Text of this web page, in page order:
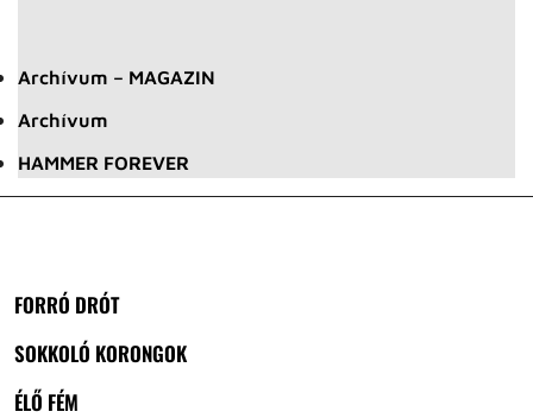
Archívum – MAGAZIN
Archívum
HAMMER FOREVER
FORRÓ DRÓT
SOKKOLÓ KORONGOK
ÉLŐ FÉM